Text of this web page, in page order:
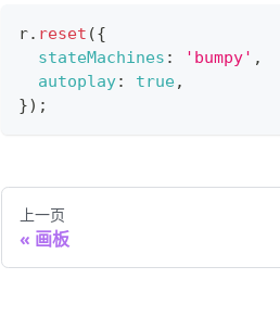
r. reset ({
stateMachines : 'bumpy' ,
autoplay: true,
}) ;
上一页
画板